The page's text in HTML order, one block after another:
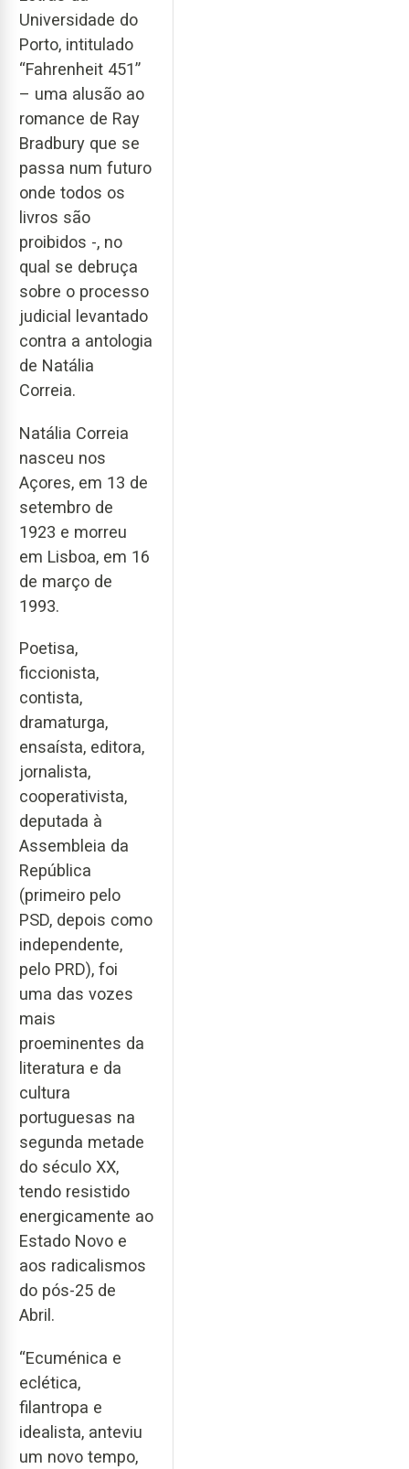
Universidade do
Porto, intitulado
“Fahrenheit 451”
– uma alusão ao
romance de Ray
Bradbury que se
passa num futuro
onde todos os
livros são
proibidos -, no
qual se debruça
sobre o processo
judicial levantado
contra a antologia
de Natália
Correia.
Natália Correia
nasceu nos
Açores, em 13 de
setembro de
1923 e morreu
em Lisboa, em 16
de março de
1993.
Poetisa,
ficcionista,
contista,
dramaturga,
ensaísta, editora,
jornalista,
cooperativista,
deputada à
Assembleia da
República
(primeiro pelo
PSD, depois como
independente,
pelo PRD), foi
uma das vozes
mais
proeminentes da
literatura e da
cultura
portuguesas na
segunda metade
do século XX,
tendo resistido
energicamente ao
Estado Novo e
aos radicalismos
do pós-25 de
Abril.
“Ecuménica e
eclética,
filantropa e
idealista, anteviu
um novo tempo,